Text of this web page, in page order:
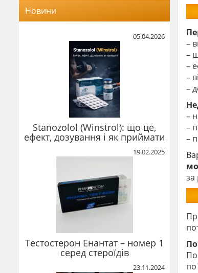
–
–
–
–
–
–
–
–
за
по
Новини
05.04.2026
Stanozolol (Winstrol): що це,
ефект, дозування і як приймати
19.02.2025
Тестостерон Енантат – номер 1
серед стероїдів
23.11.2024